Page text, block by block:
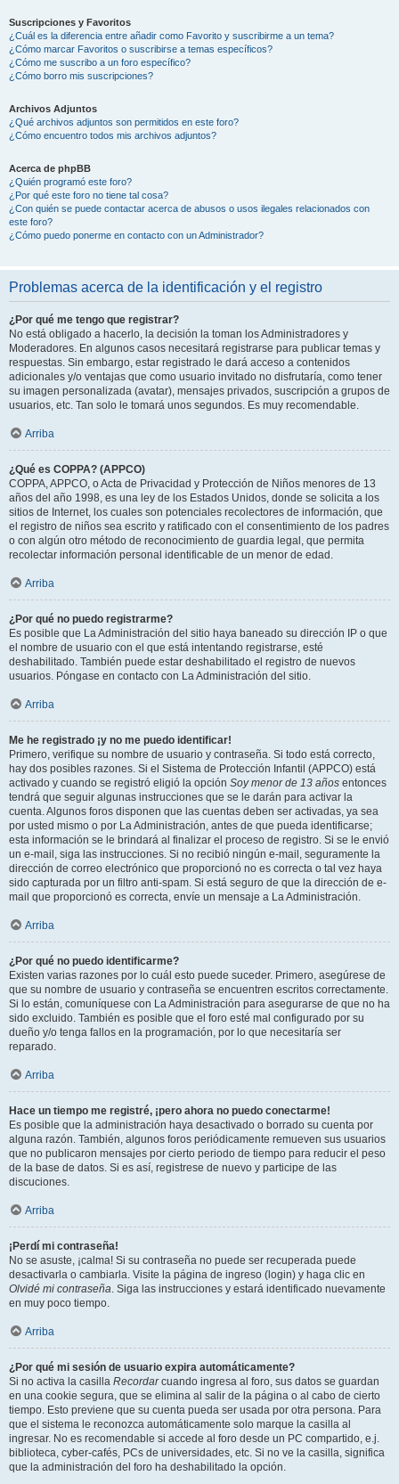
Suscripciones y Favoritos
¿Cuál es la diferencia entre añadir como Favorito y suscribirme a un tema?
¿Cómo marcar Favoritos o suscribirse a temas específicos?
¿Cómo me suscribo a un foro específico?
¿Cómo borro mis suscripciones?
Archivos Adjuntos
¿Qué archivos adjuntos son permitidos en este foro?
¿Cómo encuentro todos mis archivos adjuntos?
Acerca de phpBB
¿Quién programó este foro?
¿Por qué este foro no tiene tal cosa?
¿Con quién se puede contactar acerca de abusos o usos ilegales relacionados con
este foro?
¿Cómo puedo ponerme en contacto con un Administrador?
Problemas acerca de la identificación y el registro
¿Por qué me tengo que registrar?
No está obligado a hacerlo, la decisión la toman los Administradores y
Moderadores. En algunos casos necesitará registrarse para publicar temas y
respuestas. Sin embargo, estar registrado le dará acceso a contenidos
adicionales y/o ventajas que como usuario invitado no disfrutaría, como tener
su imagen personalizada (avatar), mensajes privados, suscripción a grupos de
usuarios, etc. Tan solo le tomará unos segundos. Es muy recomendable.
Arriba
¿Qué es COPPA? (APPCO)
COPPA, APPCO, o Acta de Privacidad y Protección de Niños menores de 13
años del año 1998, es una ley de los Estados Unidos, donde se solicita a los
sitios de Internet, los cuales son potenciales recolectores de información, que
el registro de niños sea escrito y ratificado con el consentimiento de los padres
o con algún otro método de reconocimiento de guardia legal, que permita
recolectar información personal identificable de un menor de edad.
Arriba
¿Por qué no puedo registrarme?
Es posible que La Administración del sitio haya baneado su dirección IP o que
el nombre de usuario con el que está intentando registrarse, esté
deshabilitado. También puede estar deshabilitado el registro de nuevos
usuarios. Póngase en contacto con La Administración del sitio.
Arriba
Me he registrado ¡y no me puedo identificar!
Primero, verifique su nombre de usuario y contraseña. Si todo está correcto,
hay dos posibles razones. Si el Sistema de Protección Infantil (APPCO) está
activado y cuando se registró eligió la opción Soy menor de 13 años entonces
tendrá que seguir algunas instrucciones que se le darán para activar la
cuenta. Algunos foros disponen que las cuentas deben ser activadas, ya sea
por usted mismo o por La Administración, antes de que pueda identificarse;
esta información se le brindará al finalizar el proceso de registro. Si se le envió
un e-mail, siga las instrucciones. Si no recibió ningún e-mail, seguramente la
dirección de correo electrónico que proporcionó no es correcta o tal vez haya
sido capturada por un filtro anti-spam. Si está seguro de que la dirección de e-
mail que proporcionó es correcta, envíe un mensaje a La Administración.
Arriba
¿Por qué no puedo identificarme?
Existen varias razones por lo cuál esto puede suceder. Primero, asegúrese de
que su nombre de usuario y contraseña se encuentren escritos correctamente.
Si lo están, comuníquese con La Administración para asegurarse de que no ha
sido excluido. También es posible que el foro esté mal configurado por su
dueño y/o tenga fallos en la programación, por lo que necesitaría ser
reparado.
Arriba
Hace un tiempo me registré, ¡pero ahora no puedo conectarme!
Es posible que la administración haya desactivado o borrado su cuenta por
alguna razón. También, algunos foros periódicamente remueven sus usuarios
que no publicaron mensajes por cierto periodo de tiempo para reducir el peso
de la base de datos. Si es así, registrese de nuevo y participe de las
discuciones.
Arriba
¡Perdí mi contraseña!
No se asuste, ¡calma! Si su contraseña no puede ser recuperada puede
desactivarla o cambiarla. Visite la página de ingreso (login) y haga clic en
Olvidé mi contraseña. Siga las instrucciones y estará identificado nuevamente
en muy poco tiempo.
Arriba
¿Por qué mi sesión de usuario expira automáticamente?
Si no activa la casilla Recordarcuando ingresa al foro, sus datos se guardan
en una cookie segura, que se elimina al salir de la página o al cabo de cierto
tiempo. Esto previene que su cuenta pueda ser usada por otra persona. Para
que el sistema le reconozca automáticamente solo marque la casilla al
ingresar. No es recomendable si accede al foro desde un PC compartido, e.j.
biblioteca, cyber-cafés, PCs de universidades, etc. Si no ve la casilla, significa
que la administración del foro ha deshabilitado la opción.